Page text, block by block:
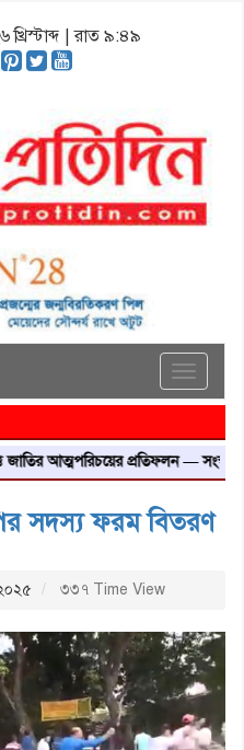
| রাত ৯:৪৯
Toggle
প্রতিফলন — সংস্কৃতি মন্ত্রী
সদস্য ফরম বিতরণ
৩৩৭ Time View